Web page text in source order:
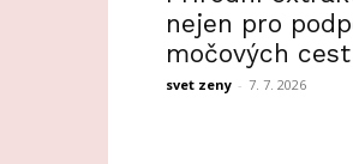
nejen pro
močových cest
svet zeny - 7. 7. 2026